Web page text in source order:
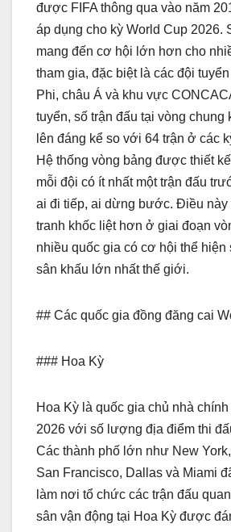
được FIFA thông qua vào năm
áp dụng cho kỳ World Cup 2026.
mang đến cơ hội lớn hơn cho
tham gia, đặc biệt là các đội
Phi, châu Á và khu vực
tuyển, số trận đấu tại vòng chung
lên đáng kể so với 64 trận ở các
Hệ thống vòng bảng được thiết
mỗi đội có ít nhất một trận đấu
ai đi tiếp, ai dừng bước. Điều này
tranh khốc liệt hơn ở giai đoạn
nhiều quốc gia có cơ hội thể hiện
sân khấu lớn nhất thế giới.
## Các quốc gia đồng đăng cai
### Hoa Kỳ
Hoa Kỳ là quốc gia chủ nhà
2026 với số lượng địa điểm thi
Các thành phố lớn như New
San Francisco, Dallas và Miami
làm nơi tổ chức các trận đấu
sân vận động tại Hoa Kỳ được